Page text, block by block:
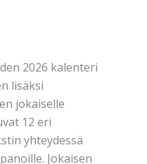
2026 kalenteri
lisäksi
jokaiselle
12 eri
yhteydessä
Jokaisen